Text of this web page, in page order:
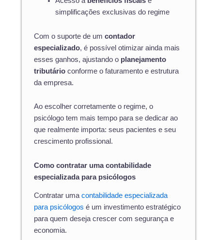
simplificações exclusivas do regime
Com o suporte de um contador
especializado, é possível otimizar ainda mais
esses ganhos, ajustando o planejamento
tributário conforme o faturamento e estrutura
da empresa.
Ao escolher corretamente o regime, o
psicólogo tem mais tempo para se dedicar ao
que realmente importa: seus pacientes e seu
crescimento profissional.
Como contratar uma contabilidade
especializada para psicólogos
Contratar uma contabilidade especializada
para psicólogos é um investimento estratégico
para quem deseja crescer com segurança e
economia.